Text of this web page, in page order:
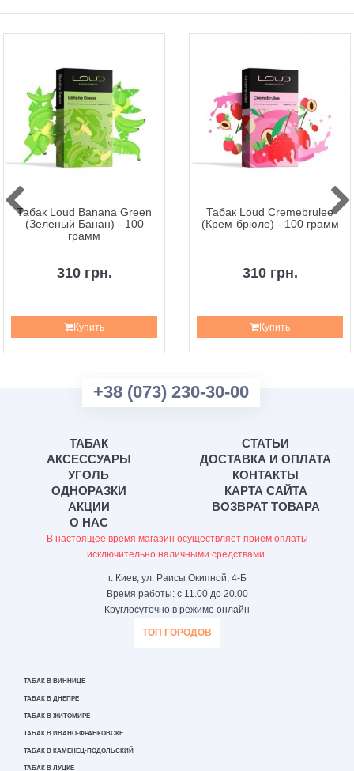
Табак Loud Banana Green
(Зеленый Банан) - 100
грамм
310 грн.
Купить
Табак Loud Cremebrulee
(Крем-брюле) - 100 грамм
310 грн.
Купить
+38 (073) 230-30-00
ТАБАК
АКСЕССУАРЫ
УГОЛЬ
ОДНОРАЗКИ
АКЦИИ
О НАС
СТАТЬИ
ДОСТАВКА И ОПЛАТА
КОНТАКТЫ
КАРТА САЙТА
ВОЗВРАТ ТОВАРА
В настоящее время магазин осуществляет прием оплаты
исключительно наличными средствами.
г. Киев, ул. Раисы Окипной, 4-Б
Время работы: с 11.00 до 20.00
Круглосуточно в режиме онлайн
ТОП ГОРОДОВ
ТАБАК В ВИННИЦЕ
ТАБАК В ДНЕПРЕ
ТАБАК В ЖИТОМИРЕ
ТАБАК В ИВАНО-ФРАНКОВСКЕ
ТАБАК В КАМЕНЕЦ-ПОДОЛЬСКИЙ
ТАБАК В ЛУЦКЕ